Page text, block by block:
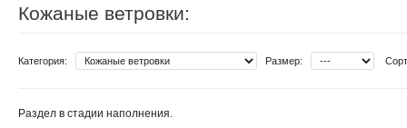
Кожаные ветровки:
Категория: Размер:
Раздел в стадии наполнения.